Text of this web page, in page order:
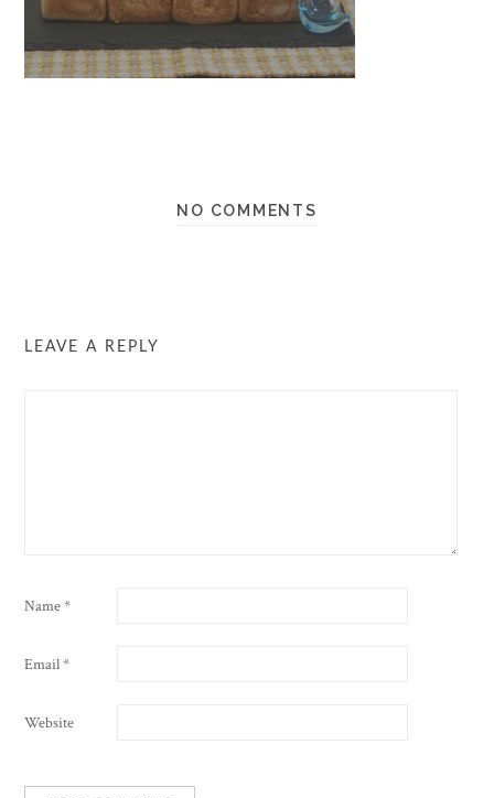
NO COMMENTS
LEAVE A REPLY
Name*
Email*
Website